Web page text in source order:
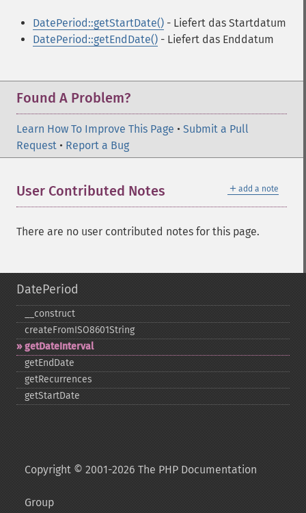
DatePeriod::getStartDate() - Liefert das Startdatum
DatePeriod::getEndDate() - Liefert das Enddatum
Found A Problem?
Learn How To Improve This Page • Submit a Pull
Request • Report a Bug
＋ add a note
User Contributed Notes
There are no user contributed notes for this page.
DatePeriod
_​_​construct
createFromISO8601String
getDateInterval
getEndDate
getRecurrences
getStartDate
Copyright © 2001-2026 The PHP Documentation
Group